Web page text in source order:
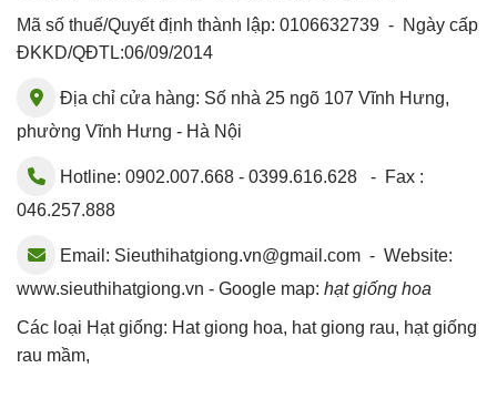
Mã số thuế/Quyết định thành lập: 0106632739 - Ngày cấp
ĐKKD/QĐTL:06/09/2014
Địa chỉ cửa hàng: Số nhà 25 ngõ 107 Vĩnh Hưng,
phường Vĩnh Hưng - Hà Nội
Hotline: 0902.007.668 - 0399.616.628 - Fax :
046.257.888
Email: Sieuthihatgiong.vn@gmail.com - Website:
www.sieuthihatgiong.vn - Google map: hạt giống hoa
Các loại Hạt giống: Hat giong hoa, hat giong rau, hạt giống
rau mầm,